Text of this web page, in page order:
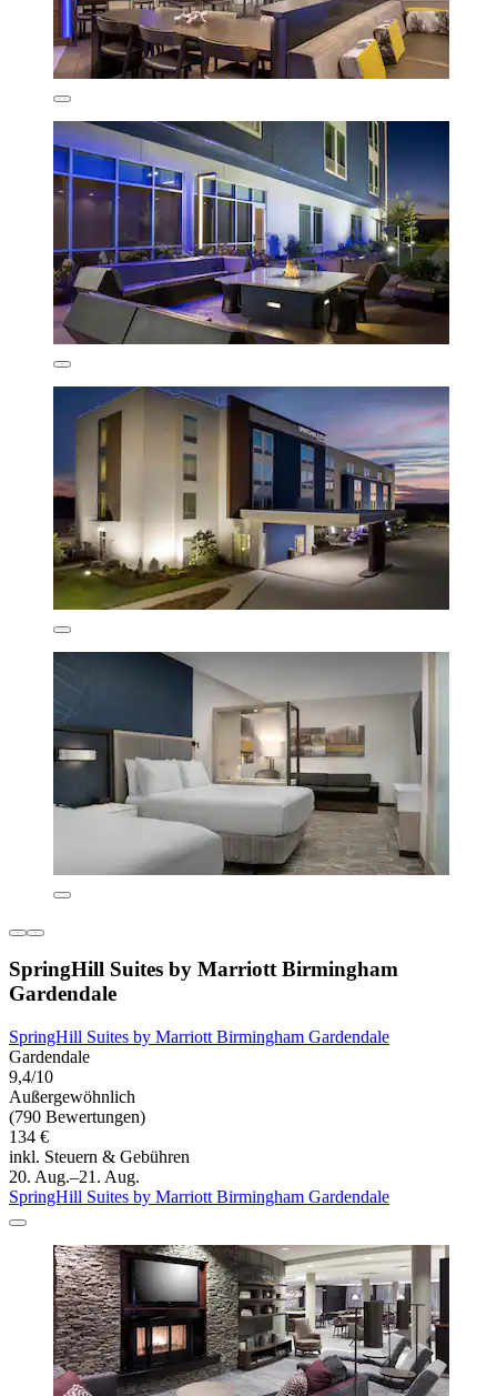
SpringHill Suites by Marriott Birmingham
Gardendale
SpringHill Suites by Marriott Birmingham Gardendale
Gardendale
9,4/10
Außergewöhnlich
(790 Bewertungen)
134 €
inkl. Steuern & Gebühren
20. Aug.–21. Aug.
SpringHill Suites by Marriott Birmingham Gardendale